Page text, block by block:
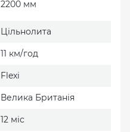
2200 мм
Цільнолита
11 км/год
Flexi
Велика Британія
12 міс